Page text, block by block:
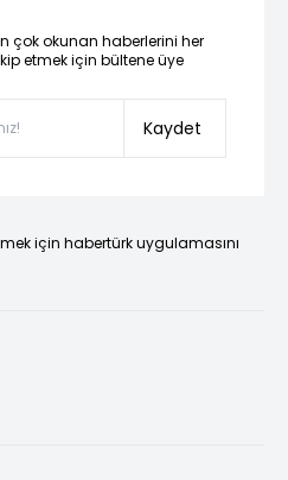
çok okunan haberlerini her
etmek için bültene üye
Kaydet
için habertürk uygulamasını